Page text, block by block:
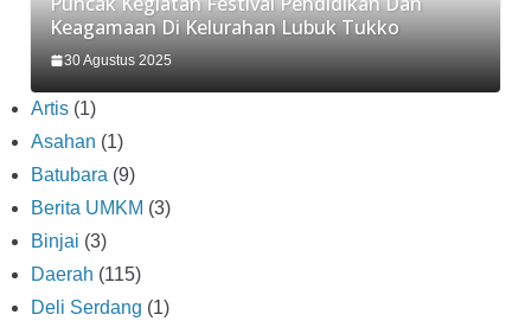
Keagamaan Di Kelurahan Lubuk Tukko
30 Agustus 2025
Artis (1)
Asahan (1)
Batubara (9)
Berita UMKM (3)
Binjai (3)
Daerah (115)
Deli Serdang (1)